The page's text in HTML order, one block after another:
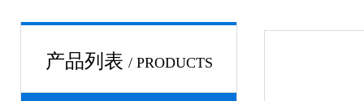
产品列表 / PRODUCTS